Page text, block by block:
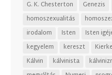
G. K. Chesterton
Genezis
homoszexualitás
irodalom
Isten Isten
kegyelem
kereszt
Kálvin
kálvinista